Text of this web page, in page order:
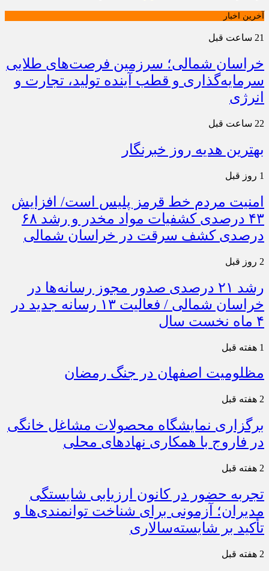
آخرین اخبار
21 ساعت قبل
خراسان شمالی؛ سرزمین فرصت‌های طلایی
سرمایه‌گذاری و قطب آینده تولید، تجارت و
انرژی
22 ساعت قبل
بهترین هدیه روز خبرنگار
1 روز قبل
امنیت مردم خط قرمز پلیس است/ افزایش
۴۳ درصدی کشفیات مواد مخدر و رشد ۶۸
درصدی کشف سرقت در خراسان شمالی
2 روز قبل
رشد ۲۱ درصدی صدور مجوز رسانه‌ها در
خراسان شمالی / فعالیت ۱۳ رسانه جدید در
۴ ماه نخست سال
1 هفته قبل
مظلومیت اصفهان در جنگ رمضان
2 هفته قبل
برگزاری نمایشگاه محصولات مشاغل خانگی
در فاروج با همکاری نهادهای محلی
2 هفته قبل
تجربه حضور در کانون ارزیابی شایستگی
مدیران؛ آزمونی برای شناخت توانمندی‌ها و
تأکید بر شایسته‌سالاری
2 هفته قبل